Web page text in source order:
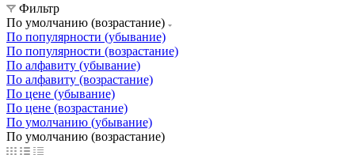
Фильтр
По умолчанию (возрастание)
По популярности (убывание)
По популярности (возрастание)
По алфавиту (убывание)
По алфавиту (возрастание)
По цене (убывание)
По цене (возрастание)
По умолчанию (убывание)
По умолчанию (возрастание)